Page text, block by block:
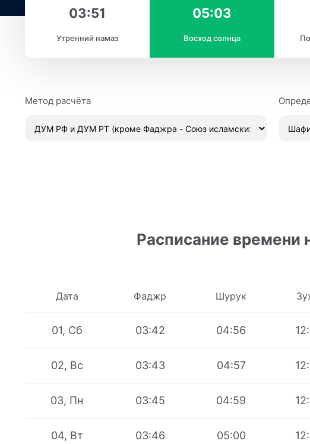
03:51
Утренний намаз
05:03
Восход солнца
Метод расчёта
Расписание времени
Дата Фаджр Шурук
01, Сб 03:42 04:56
02, Вс 03:43 04:57
03, Пн 03:45 04:59
04, Вт 03:46 05:00